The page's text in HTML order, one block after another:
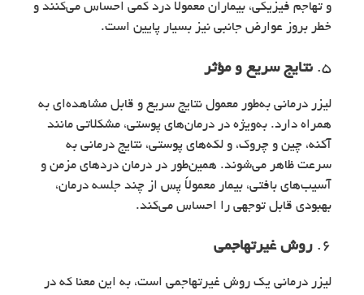
و تهاجم فیزیکی، بیماران معمولاً درد کمی احساس می‌کنند و
خطر بروز عوارض جانبی نیز بسیار پایین است.
5. نتایج سریع و مؤثر
لیزر درمانی به‌طور معمول نتایج سریع و قابل مشاهده‌ای به
همراه دارد. به‌ویژه در درمان‌های پوستی، مشکلاتی مانند
آکنه، چین و چروک، و لکه‌های پوستی، نتایج درمانی به
سرعت ظاهر می‌شوند. همین‌طور در درمان دردهای مزمن و
آسیب‌های بافتی، بیمار معمولاً پس از چند جلسه درمان،
بهبودی قابل توجهی را احساس می‌کند.
6. روش غیرتهاجمی
لیزر درمانی یک روش غیرتهاجمی است، به این معنا که در